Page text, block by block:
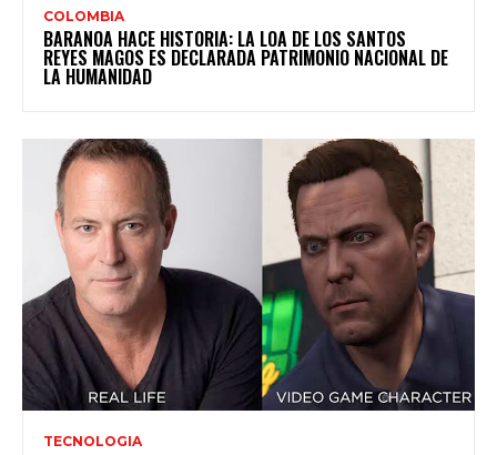
COLOMBIA
BARANOA HACE HISTORIA: LA LOA DE LOS SANTOS
REYES MAGOS ES DECLARADA PATRIMONIO NACIONAL DE
LA HUMANIDAD
TECNOLOGIA